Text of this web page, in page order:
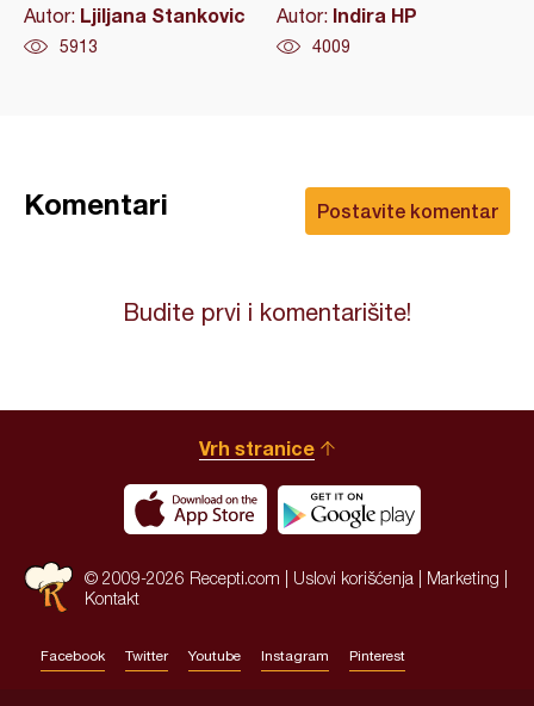
Autor: Ljiljana Stankovic
5913
Autor: Indira HP
4009
Postavite komentar
Komentari
Budite prvi i komentarišite!
Vrh stranice
© 2009-2026 Recepti.com | Uslovi korišćenja Marketing
Kontakt
Facebook Twitter Youtube Instagram Pinterest